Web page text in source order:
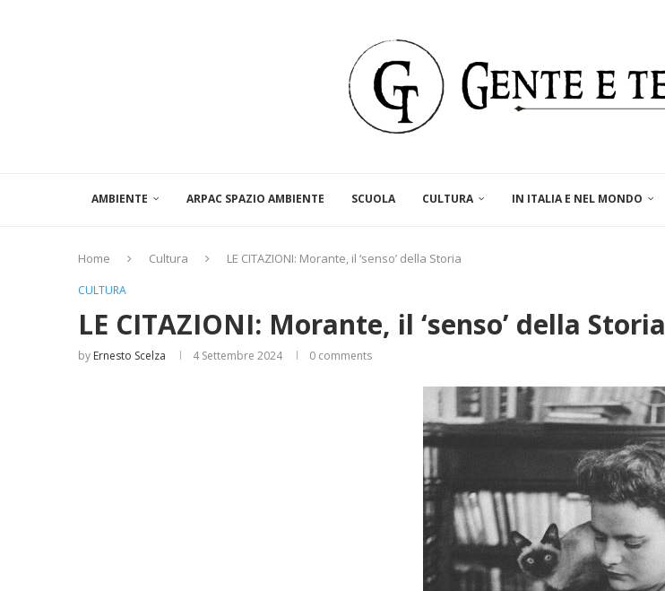
AMBIENTE ARPAC SPAZIO AMBIENTE SCUOLA CULTURA IN ITALIA E NEL MONDO
Home Cultura LE CITAZIONI: Morante, il ‘senso’ della Storia
CULTURA
LE CITAZIONI: Morante, il ‘senso’ della Storia
by Ernesto Scelza 4 Settembre 2024 0 comments